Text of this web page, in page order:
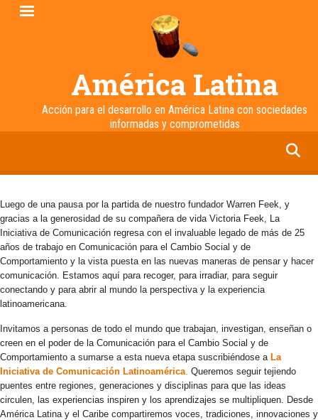
Pasar
América Latina
Acción para el desarrollo en América Latina con sociedades
informadas y comprometidas
Luego de una pausa por la partida de nuestro fundador Warren Feek, y
gracias a la generosidad de su compañera de vida Victoria Feek, La
Iniciativa de Comunicación regresa con el invaluable legado de más de 25
años de trabajo en Comunicación para el Cambio Social y de
Comportamiento y la vista puesta en las nuevas maneras de pensar y hacer
comunicación. Estamos aquí para recoger, para irradiar, para seguir
conectando y para abrir al mundo la perspectiva y la experiencia
latinoamericana.
Invitamos a personas de todo el mundo que trabajan, investigan, enseñan o
creen en el poder de la Comunicación para el Cambio Social y de
Comportamiento a sumarse a esta nueva etapa suscribiéndose a La
Iniciativa de Comunicación Latinoamérica. Queremos seguir tejiendo
puentes entre regiones, generaciones y disciplinas para que las ideas
circulen, las experiencias inspiren y los aprendizajes se multipliquen. Desde
América Latina y el Caribe compartiremos voces, tradiciones, innovaciones y